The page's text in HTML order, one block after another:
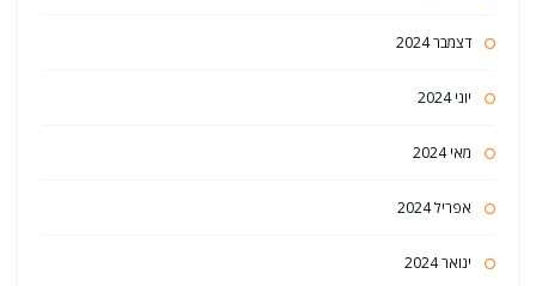
דצמבר 2024
יוני 2024
מאי 2024
אפריל 2024
ינואר 2024